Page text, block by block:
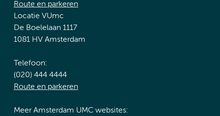
Route en parkeren
Locatie VUmc
De Boelelaan 1117
1081 HV Amsterdam
Telefoon:
(020) 444 4444
Route en parkeren
Meer Amsterdam UMC websites: